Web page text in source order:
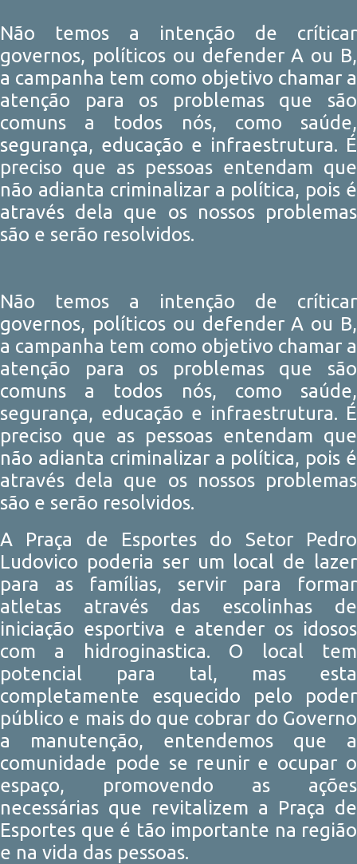
Não temos a intenção de críticar
governos, políticos ou defender A ou B,
a campanha tem como objetivo chamar a
atenção para os problemas que são
comuns a todos nós, como saúde,
segurança, educação e infraestrutura. É
preciso que as pessoas entendam que
não adianta criminalizar a política, pois é
através dela que os nossos problemas
são e serão resolvidos.
Não temos a intenção de críticar
governos, políticos ou defender A ou B,
a campanha tem como objetivo chamar a
atenção para os problemas que são
comuns a todos nós, como saúde,
segurança, educação e infraestrutura. É
preciso que as pessoas entendam que
não adianta criminalizar a política, pois é
através dela que os nossos problemas
são e serão resolvidos.
A Praça de Esportes do Setor Pedro
Ludovico poderia ser um local de lazer
para as famílias, servir para formar
atletas através das escolinhas de
iniciação esportiva e atender os idosos
com a hidroginastica. O local tem
potencial para tal, mas esta
completamente esquecido pelo poder
público e mais do que cobrar do Governo
a manutenção, entendemos que a
comunidade pode se reunir e ocupar o
espaço, promovendo as ações
necessárias que revitalizem a Praça de
Esportes que é tão importante na região
e na vida das pessoas.